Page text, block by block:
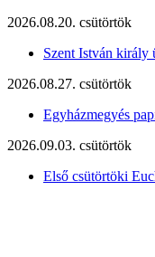
2026.08.20. csütörtök
Szent István király
2026.08.27. csütörtök
Egyházmegyés
2026.09.03. csütörtök
Első csütörtöki